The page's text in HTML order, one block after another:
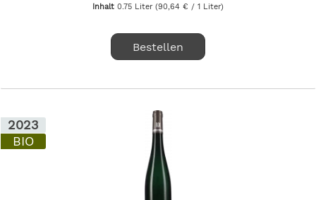
Inhalt0.75 Liter(90,64 € / 1 Liter)
Bestellen
2023
BIO